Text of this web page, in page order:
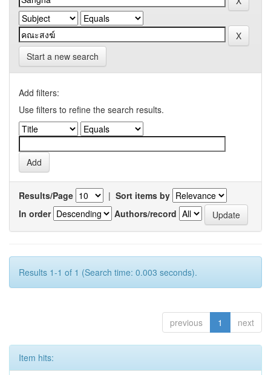
Start a new search
Add filters:
Use filters to refine the search results.
Results/Page | Sort items by
In order
Authors/record
Results 1-1 of 1 (Search time: 0.003 seconds).
previous 1 next
Item hits: